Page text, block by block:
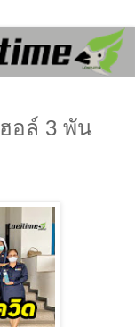
อล์ 3 พัน